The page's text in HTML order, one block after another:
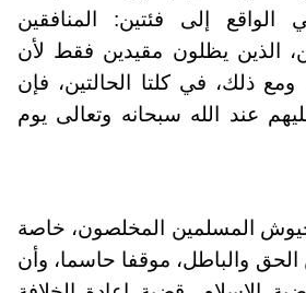
إلى فئتين: المنافقين
الذين يظلون مقيدين فقط لأن
ومع ذلك، في كلتا الحالتين، فإن
عند الله سبحانه وتعالى يوم
المسلمين المخلصون، خاصة
الحق والباطل، موقفا حاسما، وأن